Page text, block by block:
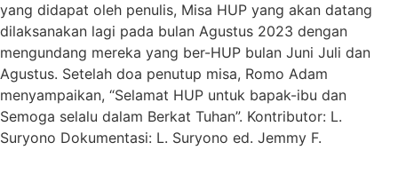
yang didapat oleh penulis, Misa HUP yang akan datang
dilaksanakan lagi pada bulan Agustus 2023 dengan
mengundang mereka yang ber-HUP bulan Juni Juli dan
Agustus. Setelah doa penutup misa, Romo Adam
menyampaikan, “Selamat HUP untuk bapak-ibu dan
Semoga selalu dalam Berkat Tuhan”. Kontributor: L.
Suryono Dokumentasi: L. Suryono ed. Jemmy F.